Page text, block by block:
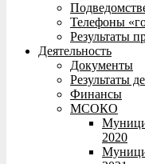
Телефоны
Результаты
Деятельность
Документы
Результаты
Финансы
МСОКО
2020